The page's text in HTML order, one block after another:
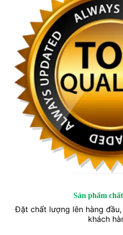
Sản phẩm
Đặt chất lượng lên hàng
khách